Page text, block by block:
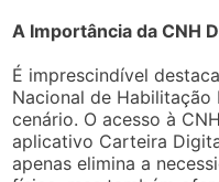
A Importância da CNH
É imprescindível
Nacional de Habilitação
cenário. O acesso à
aplicativo Carteira
apenas elimina a